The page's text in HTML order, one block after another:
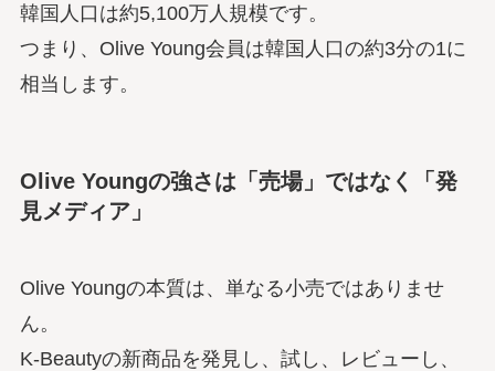
韓国人口は約5,100万人規模です。
つまり、Olive Young会員は韓国人口の約3分の1に
相当します。
Olive Youngの強さは「売場」ではなく「発
見メディア」
Olive Youngの本質は、単なる小売ではありませ
ん。
K-Beautyの新商品を発見し、試し、レビューし、